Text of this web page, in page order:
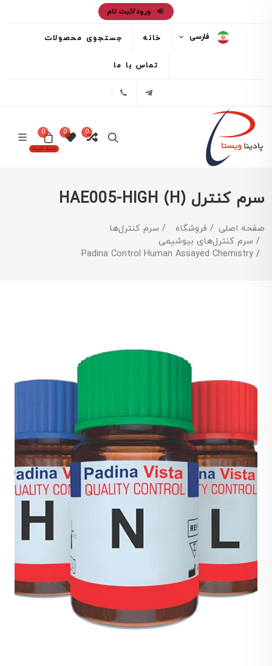
ورود/ثبت نام
فارسی خانه جستجوی محصولات
تماس با ما
تلگرام
0
0
سبد خرید
0
سرم کنترل HAE005-HIGH (H)
صفحه اصلی فروشگاه
سرم کنترل‌ها
سرم کنترل‌های بیوشیمی
Padina Control Human Assayed Chemistry